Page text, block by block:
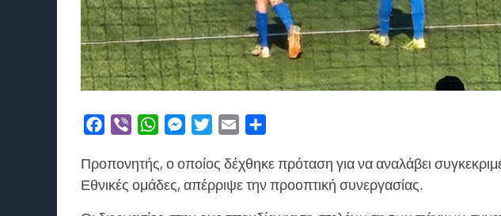
Facebook
Viber WhatsAppMessengerTwitterEmail
Προπονητής, ο οποίος δέχθηκε πρόταση για να αναλάβει
Εθνικές ομάδες, απέρριψε την προοπτική συνεργασίας.